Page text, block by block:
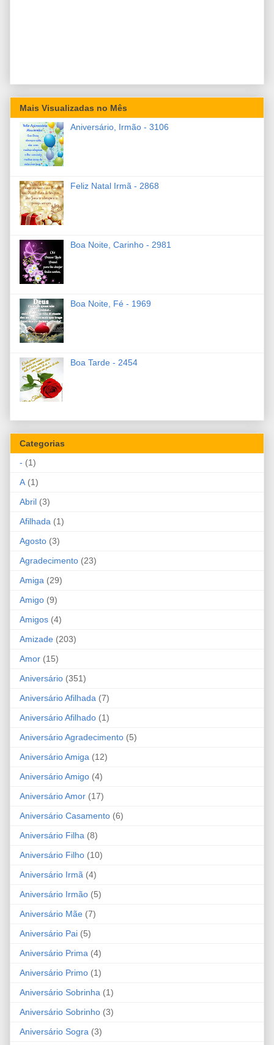
Mais Visualizadas no Mês
Aniversário, Irmão - 3106
Feliz Natal Irmã - 2868
Boa Noite, Carinho - 2981
Boa Noite, Fé - 1969
Boa Tarde - 2454
Categorias
- (1)
A (1)
Abril (3)
Afilhada (1)
Agosto (3)
Agradecimento (23)
Amiga (29)
Amigo (9)
Amigos (4)
Amizade (203)
Amor (15)
Aniversário (351)
Aniversário Afilhada (7)
Aniversário Afilhado (1)
Aniversário Agradecimento (5)
Aniversário Amiga (12)
Aniversário Amigo (4)
Aniversário Amor (17)
Aniversário Casamento (6)
Aniversário Filha (8)
Aniversário Filho (10)
Aniversário Irmã (4)
Aniversário Irmão (5)
Aniversário Mãe (7)
Aniversário Pai (5)
Aniversário Prima (4)
Aniversário Primo (1)
Aniversário Sobrinha (1)
Aniversário Sobrinho (3)
Aniversário Sogra (3)